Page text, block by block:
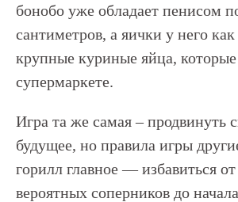
бонобо уже обладает пенисом
сантиметров, а яички у него
крупные куриные яйца,
супермаркете.
Игра та же самая – продвинуть
будущее, но правила игры
горилл главное — избавиться от
вероятных соперников до